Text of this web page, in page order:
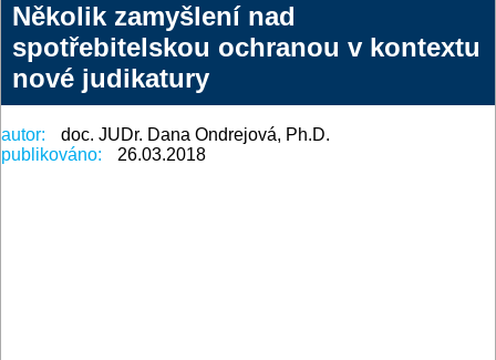
Několik zamyšlení nad
spotřebitelskou ochranou v kontextu
nové judikatury
autor:
doc. JUDr. Dana Ondrejová, Ph.D.
publikováno:
26.03.2018